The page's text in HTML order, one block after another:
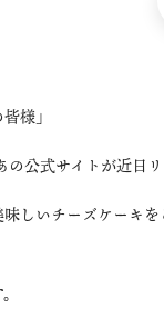
様」
公式サイトが近日リ
しいチーズケーキ